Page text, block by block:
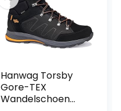
Hanwag Torsby
Gore-TEX
Wandelschoen